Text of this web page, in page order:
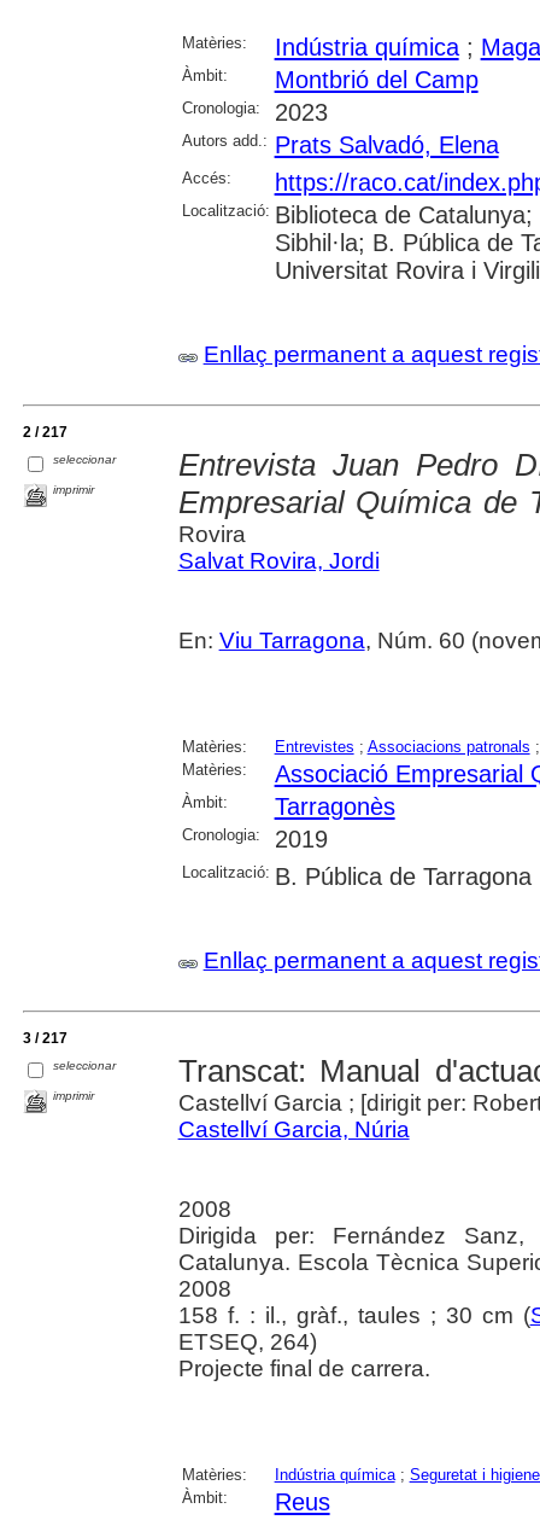
Matèries: Indústria química;
Àmbit: Montbrió del Camp
Cronologia: 2023
Autors add.: Prats Salvadó, Elena
Accés: https://raco.cat/
Localització: Biblioteca de
Sibhil·la; B. Pública de
Universitat Rovira i Virgili
Enllaç permanent a aquest
2 / 217
seleccionar
imprimir
Entrevista Juan Pedro
Empresarial Química de
Rovira
Salvat Rovira, Jordi
En: Viu Tarragona, Núm. 60
Matèries: Entrevistes ; Associacions patronals
Matèries:
Associació Empresarial
Àmbit: Tarragonès
Cronologia: 2019
Localització: B. Pública de Tarragona
Enllaç permanent a aquest
3 / 217
seleccionar
imprimir
Transcat: Manual
Castellví Garcia ; [dirigit per:
Castellví Garcia, Núria
2008
Dirigida per: Fernández
Catalunya. Escola Tècnica
2008
158 f. : il., gràf., taules ; 30 cm (
ETSEQ, 264)
Projecte final de carrera.
Matèries: Indústria química; Seguretat i
Àmbit:
Reus